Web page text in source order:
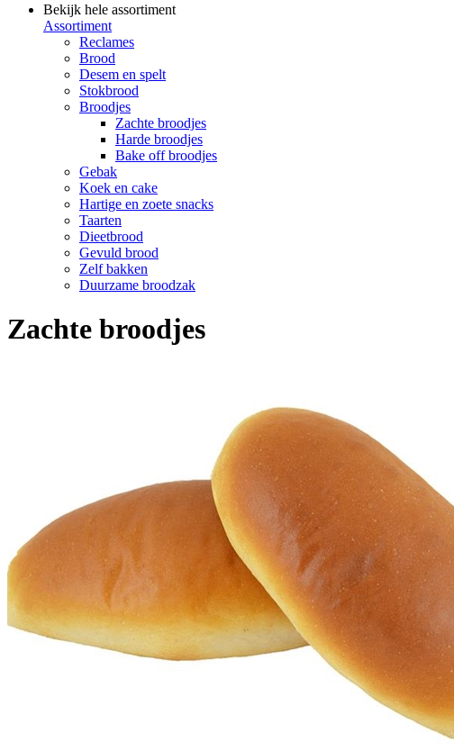
Bekijk hele assortiment
Assortiment
Reclames
Brood
Desem en spelt
Stokbrood
Broodjes
Zachte broodjes
Harde broodjes
Bake off broodjes
Gebak
Koek en cake
Hartige en zoete snacks
Taarten
Dieetbrood
Gevuld brood
Zelf bakken
Duurzame broodzak
Zachte broodjes